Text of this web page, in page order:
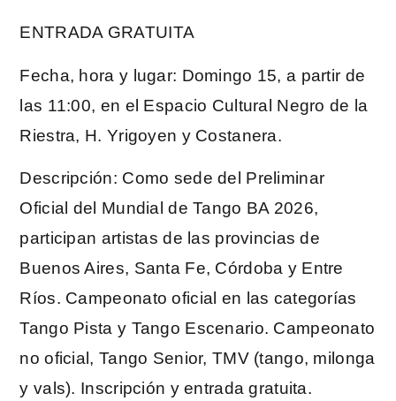
ENTRADA GRATUITA
Fecha, hora y lugar: Domingo 15, a partir de
las 11:00, en el Espacio Cultural Negro de la
Riestra, H. Yrigoyen y Costanera.
Descripción: Como sede del Preliminar
Oficial del Mundial de Tango BA 2026,
participan artistas de las provincias de
Buenos Aires, Santa Fe, Córdoba y Entre
Ríos. Campeonato oficial en las categorías
Tango Pista y Tango Escenario. Campeonato
no oficial, Tango Senior, TMV (tango, milonga
y vals). Inscripción y entrada gratuita.